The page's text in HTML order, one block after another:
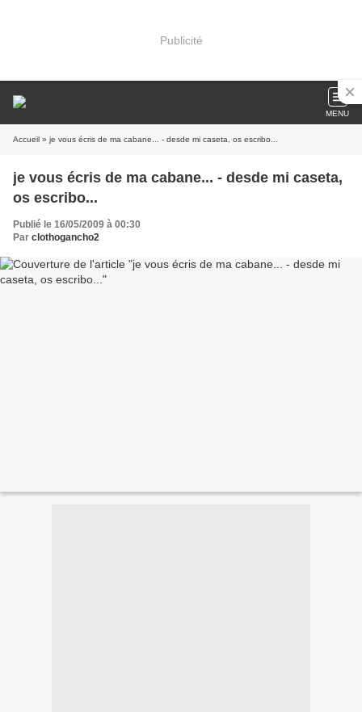
Publicité
MENU
Accueil » je vous écris de ma cabane... - desde mi caseta, os escribo...
je vous écris de ma cabane... - desde mi caseta,
os escribo...
Publié le 16/05/2009 à 00:30
Par clothogancho2